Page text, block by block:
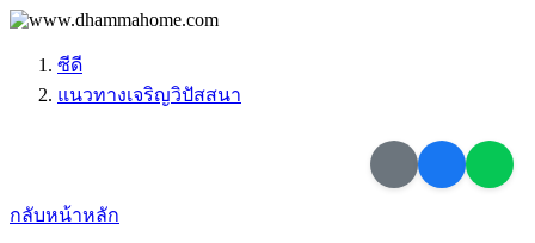
ซีดี
แนวทางเจริญวิปัสสนา
กลับหน้าหลัก